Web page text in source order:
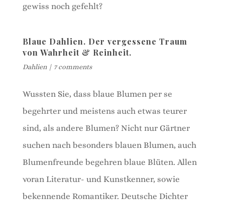
gewiss noch gefehlt?
Blaue Dahlien. Der vergessene Traum
von Wahrheit & Reinheit.
Dahlien| 7 comments
Wussten Sie, dass blaue Blumen per se
begehrter und meistens auch etwas teurer
sind, als andere Blumen? Nicht nur Gärtner
suchen nach besonders blauen Blumen, auch
Blumenfreunde begehren blaue Blüten. Allen
voran Literatur- und Kunstkenner, sowie
bekennende Romantiker. Deutsche Dichter